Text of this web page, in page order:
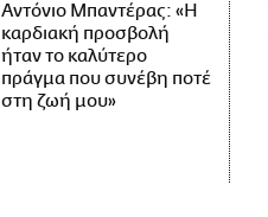
Αντόνιο Μπαντέρας: «Η
καρδιακή προσβολή
ήταν το καλύτερο
πράγμα που συνέβη ποτέ
στη ζωή μου»